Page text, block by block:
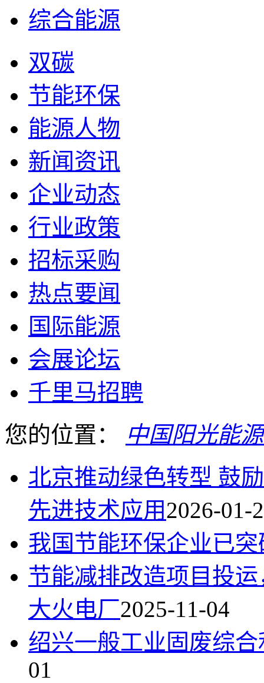
综合能源
双碳
节能环保
能源人物
新闻资讯
企业动态
行业政策
招标采购
热点要闻
国际能源
会展论坛
千里马招聘
您的位置：
中国阳光能
北京推动绿色转型 鼓
先进技术应用2026-01-
我国节能环保企业已突
节能减排改造项目投
大火电厂2025-11-04
绍兴一般工业固废综
01